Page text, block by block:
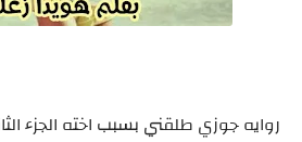
روايه جوزي طلقني بسبب اخته الجزء